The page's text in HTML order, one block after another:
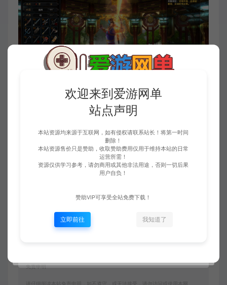
收藏 (0) 点赞 (0)
免责申明
请仔细阅读本站免责申明，如不遵守，或无法接受，请勿访问或使用本网
欢迎来到爱游网单
站点声明
本站资源均来源于互联网，如有侵权请联系站长！将第一时间
删除！
本站资源售价只是赞助，收取赞助费用仅用于维持本站的日常
运营所需！
资源仅供学习参考，请勿商用或其他非法用途，否则一切后果
用户自负！
赞助VIP可享受全站免费下载！
立即前往 我知道了